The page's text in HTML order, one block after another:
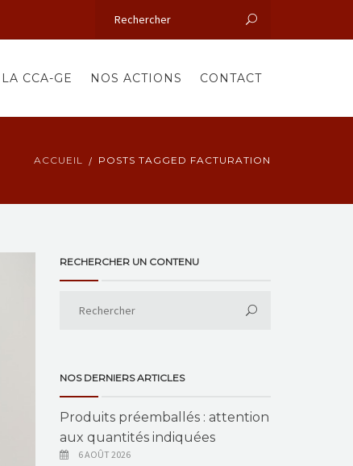
LA CCA-GE NOS ACTIONS CONTACT
ACCUEIL POSTS TAGGED FACTURATION
RECHERCHER UN CONTENU
NOS DERNIERS ARTICLES
Produits préemballés : attention
aux quantités indiquées
6 AOÛT 2026